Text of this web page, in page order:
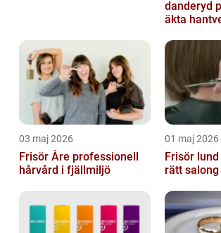
danderyd personlig form,
äkta
03 maj 2026
Frisör Åre professionell
hårvård i fjällmiljö
01 maj 2026
Frisör lund så hittar du
rätt